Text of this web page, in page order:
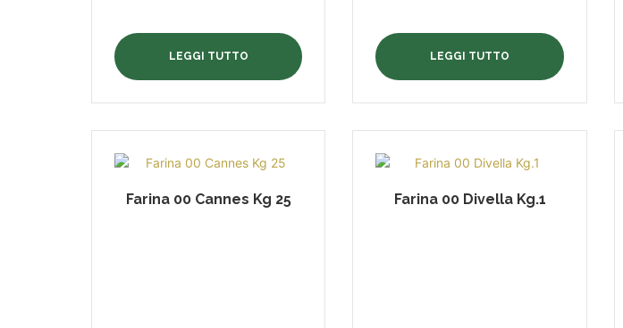
LEGGI TUTTO LEGGI TUTTO
Farina 00 Cannes Kg 25
Farina 00 Divella Kg.1